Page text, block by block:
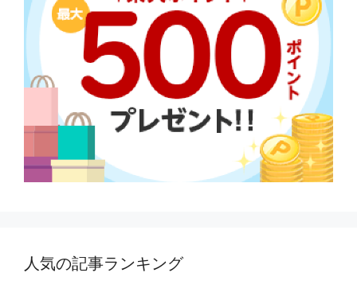
人気の記事ランキング